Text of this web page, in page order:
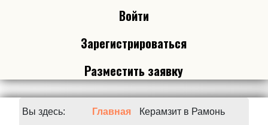
Войти
Зарегистрироваться
Разместить заявку
Вы здесь: Главная Керамзит в Рамонь